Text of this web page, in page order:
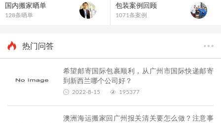
中港搬家托运，中港搬家公司电话，专业中港搬家公司
国内搬家晒单
128条晒单
包装案例回顾
1071条案例
热门问答
希望邮寄国际包裹顺利，从广州市国际快递邮寄
到新西兰哪个公司好？
2022-8-15 195377
澳洲海运搬家回广州报关清关要怎么做？注意事